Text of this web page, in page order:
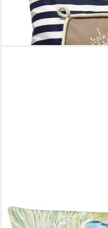
100% Handarbeit aus Bayern
23,95 €
lieferbar - in 9-11 Werktagen bei
APELT
Dekokissen 3983,